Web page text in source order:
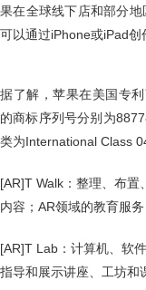
果在全球线下店和部分
可以通过iPhone或iPad创
据了解，苹果在美国专
的商标序列号分别为
类为International Class
[AR]T Walk：整理、布
内容；AR领域的教育服
[AR]T Lab：计算机、软
指导和展示讲座、工坊和